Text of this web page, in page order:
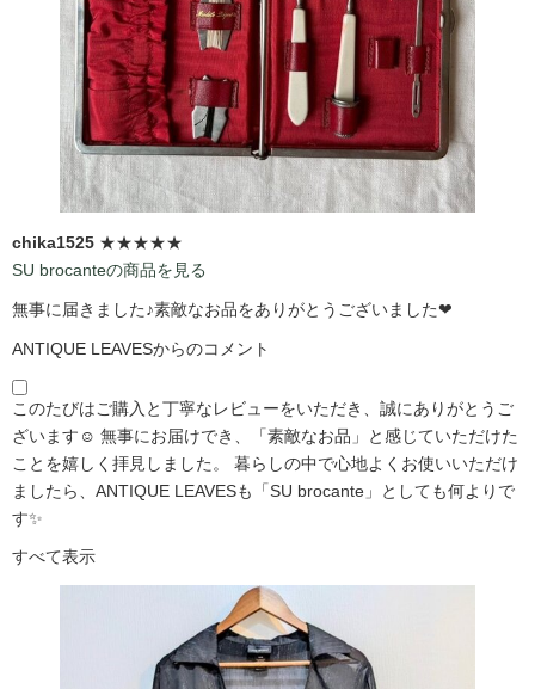
chika1525 ★★★★★
SU brocanteの商品を見る
無事に届きました♪素敵なお品をありがとうございました❤
ANTIQUE LEAVESからのコメント
このたびはご購入と丁寧なレビューをいただき、誠にありがとうご
ざいます☺️ 無事にお届けでき、「素敵なお品」と感じていただけた
ことを嬉しく拝見しました。 暮らしの中で心地よくお使いいただけ
ましたら、ANTIQUE LEAVESも「SU brocante」としても何よりで
す✨
すべて表示